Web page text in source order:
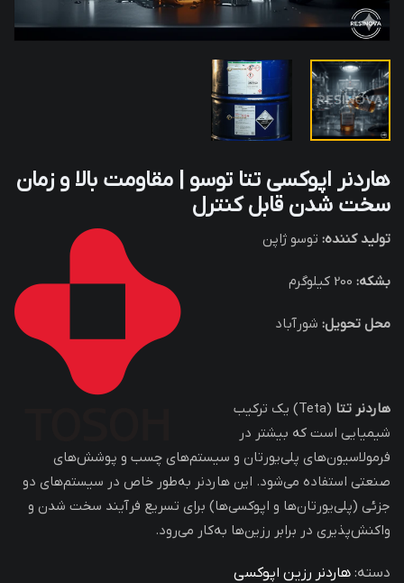
هاردنر اپوکسی تتا توسو | مقاومت بالا و زمان
سخت شدن قابل کنترل
تولید کننده: توسو ژاپن
بشکه: 200 کیلوگرم
محل تحویل: شورآباد
هاردنر تتا
(Teta) یک ترکیب
شیمیایی است که بیشتر در
فرمولاسیون‌های پلی‌یورتان و سیستم‌های چسب و پوشش‌های
صنعتی استفاده می‌شود. این هاردنر به‌طور خاص در سیستم‌های دو
جزئی (پلی‌یورتان‌ها و اپوکسی‌ها) برای تسریع فرآیند سخت شدن و
واکنش‌پذیری در برابر رزین‌ها به‌کار می‌رود.
دسته: هاردنر رزین اپوکسی